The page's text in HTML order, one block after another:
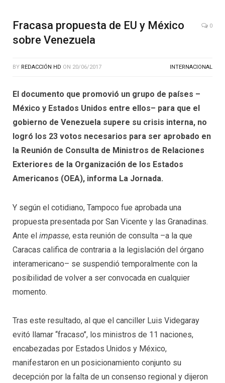
Fracasa propuesta de EU y México
sobre Venezuela
0
BY REDACCIÓN HD ON 20/06/2017 INTERNACIONAL
El documento que promovió un grupo de países –
México y Estados Unidos entre ellos– para que el
gobierno de Venezuela supere su crisis interna, no
logró los 23 votos necesarios para ser aprobado en
la Reunión de Consulta de Ministros de Relaciones
Exteriores de la Organización de los Estados
Americanos (OEA), informa La Jornada.
Y según el cotidiano, Tampoco fue aprobada una
propuesta presentada por San Vicente y las Granadinas.
Ante el impasse, esta reunión de consulta –a la que
Caracas califica de contraria a la legislación del órgano
interamericano– se suspendió temporalmente con la
posibilidad de volver a ser convocada en cualquier
momento.
Tras este resultado, al que el canciller Luis Videgaray
evitó llamar ‘‘fracaso’’, los ministros de 11 naciones,
encabezadas por Estados Unidos y México,
manifestaron en un posicionamiento conjunto su
decepción por la falta de un consenso regional y dijeron